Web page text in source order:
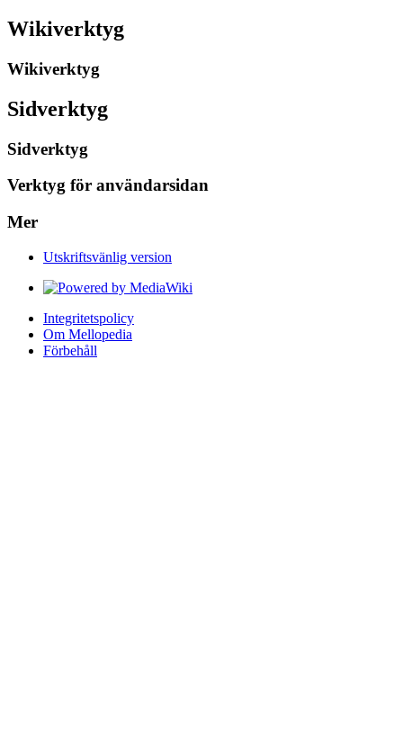
Wikiverktyg
Wikiverktyg
Sidverktyg
Sidverktyg
Verktyg för användarsidan
Mer
Utskriftsvänlig version
Integritetspolicy
Om Mellopedia
Förbehåll